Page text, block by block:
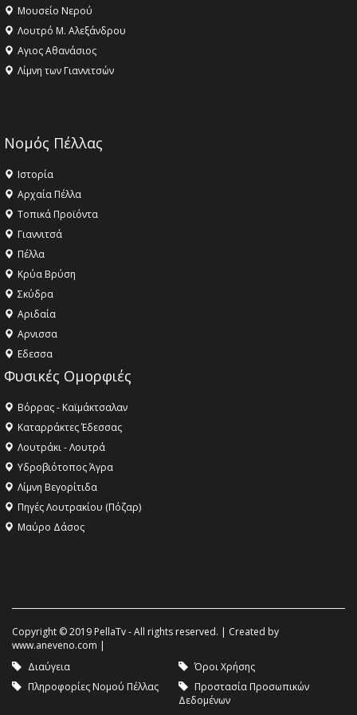
Μουσείο Νερού
Λουτρό Μ. Αλεξάνδρου
Αγιος Αθανάσιος
Λίμνη των Γιαννιτσών
Νομός Πέλλας
Ιστορία
Αρχαία Πέλλα
Τοπικά Προϊόντα
Γιαννιτσά
Πέλλα
Κρύα Βρύση
Σκύδρα
Αριδαία
Aρνισσα
Eδεσσα
Φυσικές Ομορφιές
Βόρρας - Καϊμάκτσαλαν
Καταρράκτες Έδεσσας
Λουτράκι - Λουτρά
Υδροβιότοπος Άγρα
Λίμνη Βεγορίτιδα
Πηγές Λουτρακίου (Πόζαρ)
Μαύρο Δάσος
Copyright © 2019 PellaTv - All rights reserved. | Created by
www.aneveno.com |
Διαύγεια
Όροι Χρήσης
Πληροφορίες Νομού Πέλλας
Προστασία Προσωπικών
Δεδομένων